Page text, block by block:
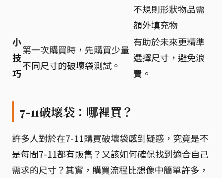
不規則形狀物品需
額外填充物
小
技
巧
第一次購買時，先購買少量
不同尺寸的破壞袋測試。
有助於未來更精準
選擇尺寸，避免浪
費。
7-11破壞袋：哪裡買？
許多人對於在7-11購買破壞袋感到疑惑，究竟是不
是每間7-11都有販售？又該如何確保找到適合自己
需求的尺寸？其實，購買流程比想像中簡單許多，